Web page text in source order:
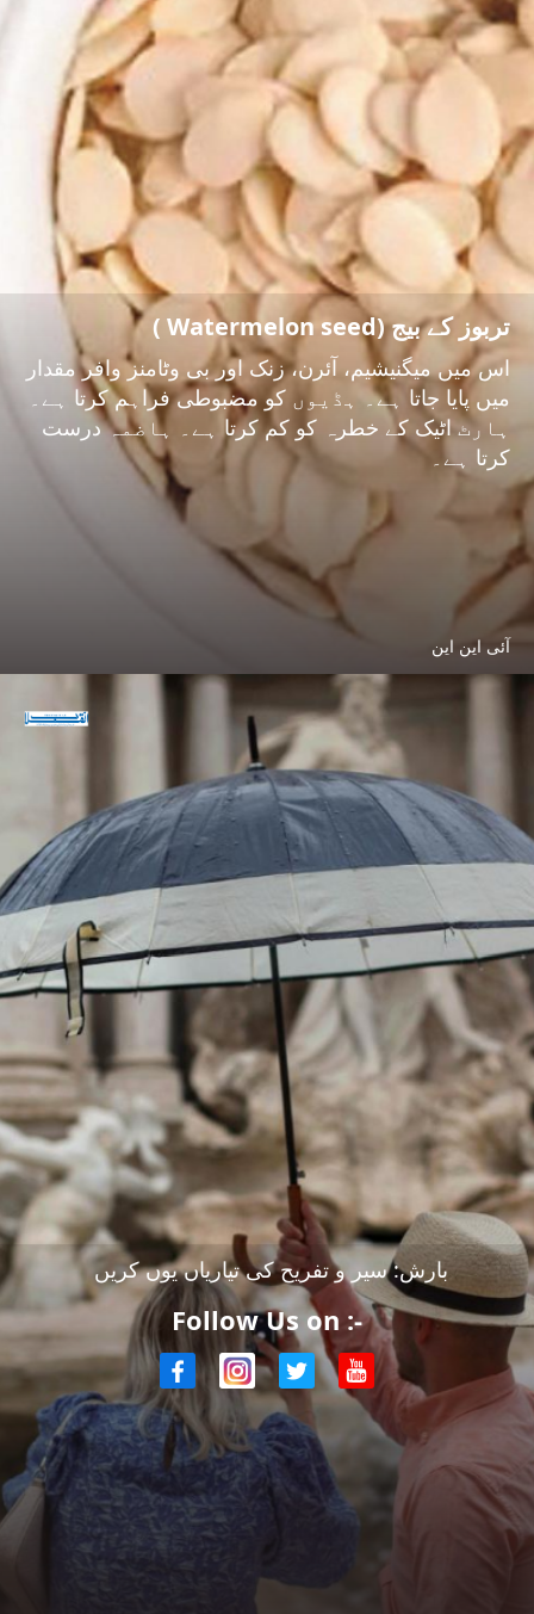
تربوز کے بیج (Watermelon seed )
اس میں میگنیشیم، آئرن، زنک اور بی وٹامنز وافر مقدار
میں پایا جاتا ہے۔ ہڈیوں کو مضبوطی فراہم کرتا ہے۔
ہارٹ اٹیک کے خطرہ کو کم کرتا ہے۔ ہاضمہ درست
کرتا ہے۔
آئی این این
بارش: سیر و تفریح کی تیاریاں یوں کریں
Follow Us on :-